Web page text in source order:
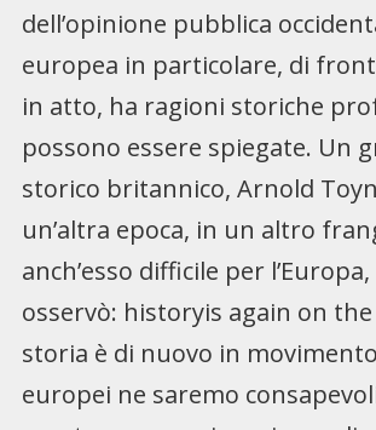
dell’opinione pubblica
europea in particolare, di
in atto, ha ragioni storiche
possono essere spiegate. Un
storico britannico, Arnold
un’altra epoca, in un altro
anch’esso difficile per l’Europa,
osservò: historyis again on the
storia è di nuovo in
europei ne saremo